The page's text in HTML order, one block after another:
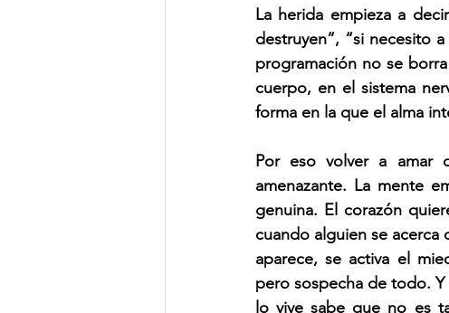
La herida empieza a
destruyen”, “si necesito
programación no se
cuerpo, en el sistema
forma en la que el alma
Por eso volver a amar
amenazante. La mente
genuina. El corazón
cuando alguien se
aparece, se activa el
pero sospecha de todo.
lo vive sabe que no es